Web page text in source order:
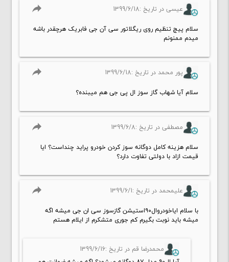
عیسی در تاریخ :1399/6/18 reply
سلام پیچ تنظیم روی ریگلاتور سی آن جی فابریک هرچقدر باشه
میدم ممنونم
پور محمد در تاریخ :1399/6/18 reply
سلام آیا شهاب گاز سوز ال پی جی هم میبنده؟
مصطفی در تاریخ :1399/6/8 reply
سلام هزینه کامل دوگانه سوز کردن خودرو پراید چنداست؟ ایا
قیمت ازاد با دولتی تفاوت دارد؟
علیمحمد در تاریخ :1399/6/1 reply
با سلام ایاخودروال۹۰استیشن گازسوز سی ان جی میشه اگه
میشه باید نوبت بگیرم کم جوری متشکرم از ایلام هستم
محمدرضا قم در تاریخ :1399/6/16